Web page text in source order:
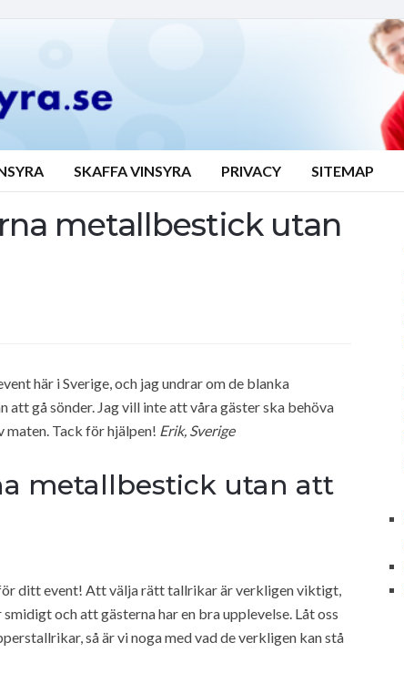
SKAFFA VINSYRA PRIVACY SITEMAP
metallbestick utan
här i Sverige, och jag undrar om de blanka
gå sönder. Jag vill inte att våra gäster ska behöva
Tack för hjälpen! Erik, Sverige
metallbestick utan att
ditt event! Att välja rätt tallrikar är verkligen viktigt,
och att gästerna har en bra upplevelse. Låt oss
så är vi noga med vad de verkligen kan stå